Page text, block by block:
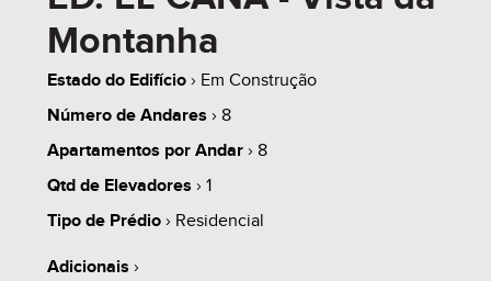
COM O ÍNDICE DE CORREÇÃO DO CUB-RS (R8-B),
SENDO:
2.5.1. O SALDO A SER FINANCIADO JUNTO A
INSTITUIÇÃO DE CRÉDITO SERÁ CORRIGIDO ATÉ
A DATA DE ASSINATURA DO CONTRATO JUNTO
Montanha
Estado do Edifício› Em Construção
Número de Andares › 8
Apartamentos por Andar› 8
Qtd de Elevadores › 1
Tipo de Prédio› Residencial
Adicionais ›